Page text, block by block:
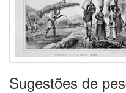
Sugestões de